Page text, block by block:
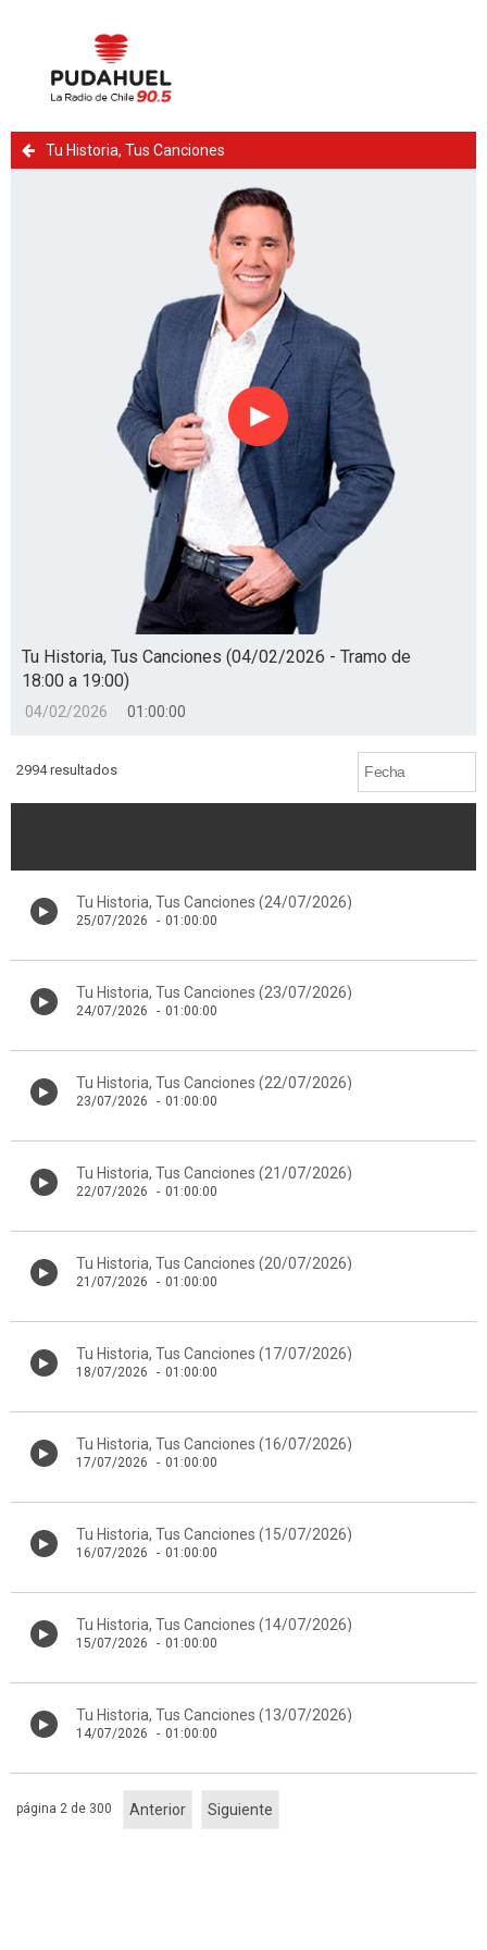
Tu Historia, Tus Canciones
Reproducir
Tu Historia, Tus Canciones (04/02/2026 - Tramo de
18:00 a 19:00)
04/02/2026 01:00:00
2994 resultados
Tu Historia, Tus Canciones (24/07/2026)
25/07/2026 - 01:00:00
Tu Historia, Tus Canciones (23/07/2026)
24/07/2026 - 01:00:00
Tu Historia, Tus Canciones (22/07/2026)
23/07/2026 - 01:00:00
Tu Historia, Tus Canciones (21/07/2026)
22/07/2026 - 01:00:00
Tu Historia, Tus Canciones (20/07/2026)
21/07/2026 - 01:00:00
Tu Historia, Tus Canciones (17/07/2026)
18/07/2026 - 01:00:00
Tu Historia, Tus Canciones (16/07/2026)
17/07/2026 - 01:00:00
Tu Historia, Tus Canciones (15/07/2026)
16/07/2026 - 01:00:00
Tu Historia, Tus Canciones (14/07/2026)
15/07/2026 - 01:00:00
Tu Historia, Tus Canciones (13/07/2026)
14/07/2026 - 01:00:00
Anterior Siguiente
página 2 de 300